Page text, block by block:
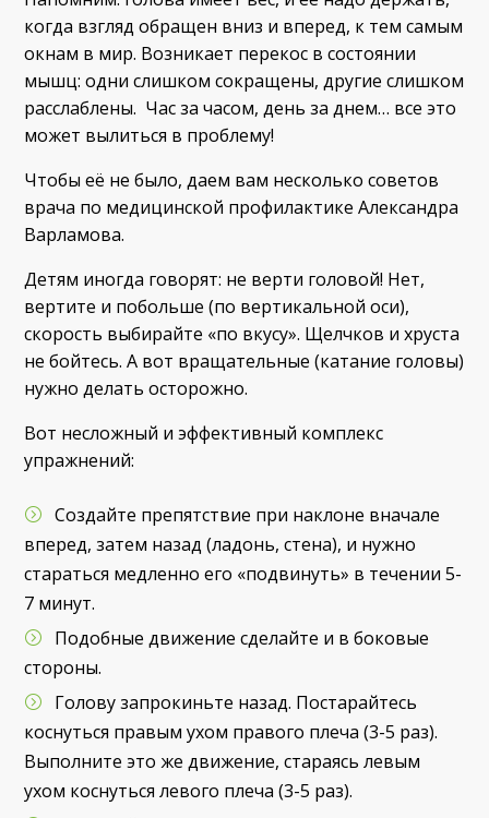
когда взгляд обращен вниз и вперед, к тем самым
окнам в мир. Возникает перекос в состоянии
мышц: одни слишком сокращены, другие слишком
расслаблены. Час за часом, день за днем… все это
может вылиться в проблему!
Чтобы её не было, даем вам несколько советов
врача по медицинской профилактике Александра
Варламова.
Детям иногда говорят: не верти головой! Нет,
вертите и побольше (по вертикальной оси),
скорость выбирайте «по вкусу». Щелчков и хруста
не бойтесь. А вот вращательные (катание головы)
нужно делать осторожно.
Вот несложный и эффективный комплекс
упражнений:
Создайте препятствие при наклоне вначале
вперед, затем назад (ладонь, стена), и нужно
стараться медленно его «подвинуть» в течении 5-
7 минут.
Подобные движение сделайте и в боковые
стороны.
Голову запрокиньте назад. Постарайтесь
коснуться правым ухом правого плеча (3-5 раз).
Выполните это же движение, стараясь левым
ухом коснуться левого плеча (3-5 раз).